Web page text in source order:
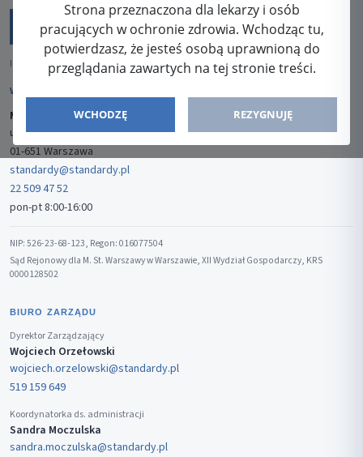
Strona przeznaczona dla lekarzy i osób
pracujących w ochronie zdrowia. Wchodząc tu,
potwierdzasz, że jesteś osobą uprawnioną do
przeglądania zawartych na tej stronie treści.
WCHODZĘ REZYGNUJĘ
ISSN: 2080-5438
WYDAWCA
Media-Press Sp. z o.o.
ul. Gwiaździsta 7B/8
01-651 Warszawa
standardy@standardy.pl
22 509 47 52
pon-pt 8:00-16:00
NIP: 526-23-68-123, Regon: 016077504
Sąd Rejonowy dla M. St. Warszawy w Warszawie, XII Wydział Gospodarczy, KRS
0000128502
BIURO ZARZĄDU
Dyrektor Zarządzający
Wojciech Orzełowski
wojciech.orzelowski@standardy.pl
519 159 649
Koordynatorka ds. administracji
Sandra Moczulska
sandra.moczulska@standardy.pl